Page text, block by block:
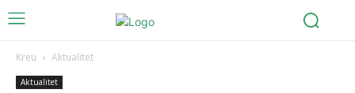
Kreu Aktualitet
Aktualitet